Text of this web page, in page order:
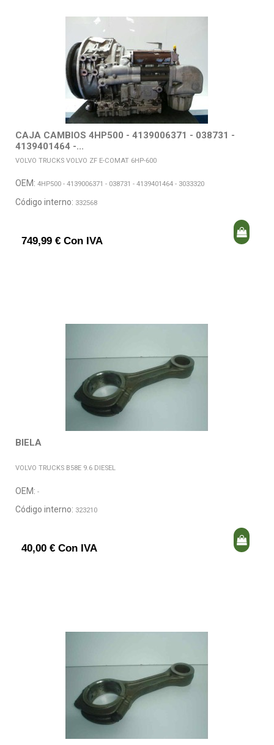
CAJA CAMBIOS 4HP500 - 4139006371 - 038731 -
4139401464 -...
VOLVO TRUCKS VOLVO ZF E-COMAT 6HP-600
OEM: 4HP500 - 4139006371 - 038731 - 4139401464 - 3033320
Código interno: 332568
749,99 € Con IVA
BIELA
VOLVO TRUCKS B58E 9.6 DIESEL
OEM: -
Código interno: 323210
40,00 € Con IVA